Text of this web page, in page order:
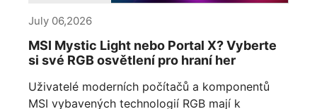
July 06,2026
MSI Mystic Light nebo Portal X? Vyberte
si své RGB osvětlení pro hraní her
Uživatelé moderních počítačů a komponentů
MSI vybavených technologií RGB mají k